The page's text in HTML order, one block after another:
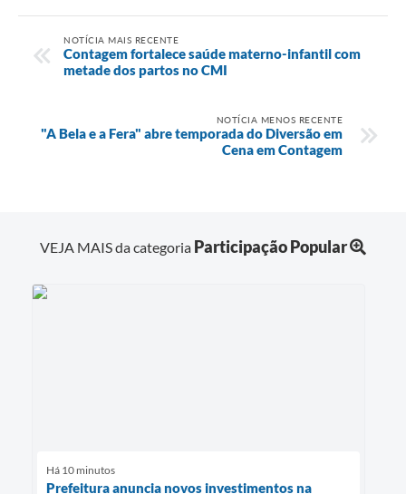
NOTÍCIA MAIS RECENTE
Contagem fortalece saúde materno-infantil com
metade dos partos no CMI
NOTÍCIA MENOS RECENTE
"A Bela e a Fera" abre temporada do Diversão em
Cena em Contagem
VEJA MAIS da categoria Participação Popular
Há 10 minutos
Prefeitura anuncia novos investimentos na